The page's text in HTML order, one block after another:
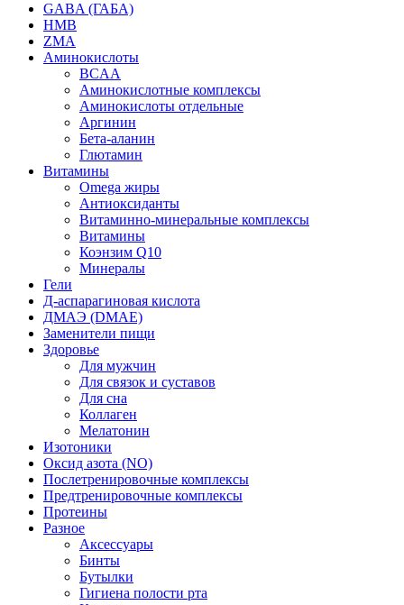
GABA (ГАБА)
HMB
ZMA
Аминокислоты
BCAA
Аминокислотные комплексы
Аминокислоты отдельные
Аргинин
Бета-аланин
Глютамин
Витамины
Omega жиры
Антиоксиданты
Витаминно-минеральные комплексы
Витамины
Коэнзим Q10
Минералы
Гели
Д-аспарагиновая кислота
ДМАЭ (DMAE)
Заменители пищи
Здоровье
Для мужчин
Для связок и суставов
Для сна
Коллаген
Мелатонин
Изотоники
Оксид азота (NO)
Послетренировочные комплексы
Предтренировочные комплексы
Протеины
Разное
Аксессуары
Бинты
Бутылки
Гигиена полости рта